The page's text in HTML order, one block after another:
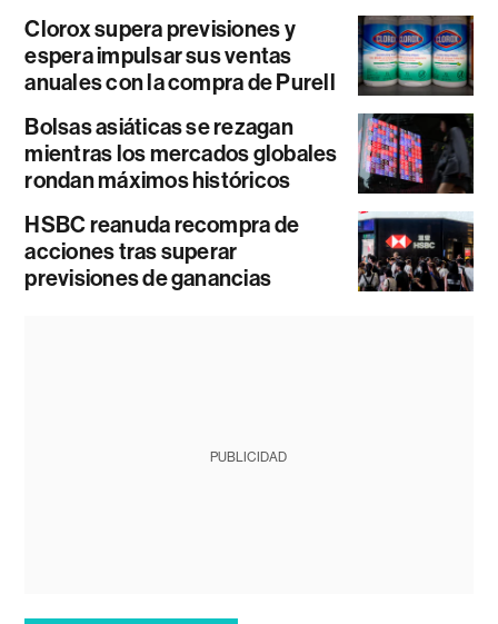
Clorox supera previsiones y
espera impulsar sus ventas
anuales con la compra de Purell
Bolsas asiáticas se rezagan
mientras los mercados globales
rondan máximos históricos
HSBC reanuda recompra de
acciones tras superar
previsiones de ganancias
PUBLICIDAD